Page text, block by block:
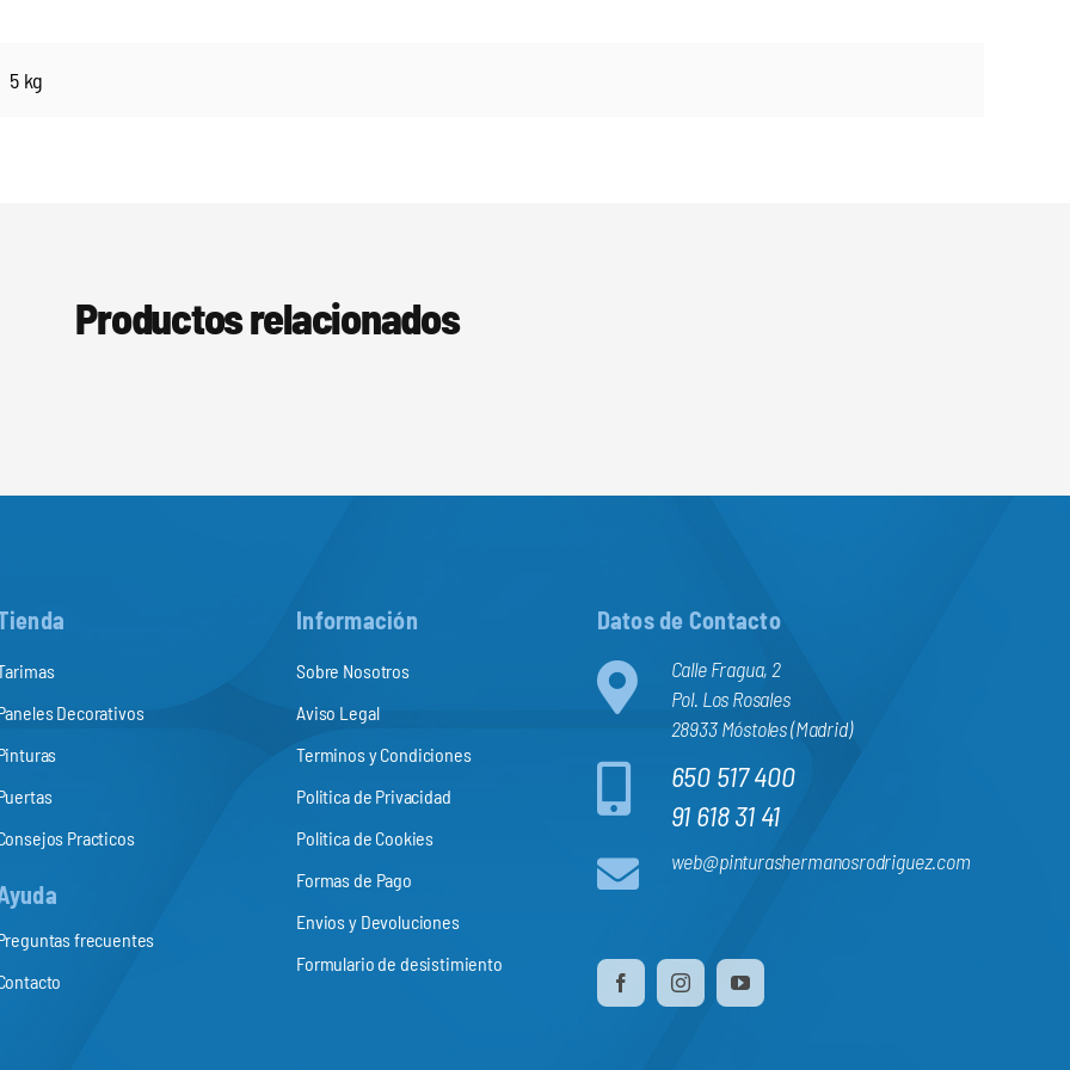
5 kg
Productos relacionados
Decorativos
Practicos
frecuentes
Información
Sobre Nosotros
Aviso Legal
Terminos y Condiciones
Politica de Privacidad
Politica de Cookies
Formas de Pago
Envios y Devoluciones
Formulario de desistimiento
Datos de Contacto
Calle Fragua, 2
Pol. Los Rosales
28933 Móstoles (Madrid)
650 517 400
91 618 31 41
web@pinturashermanosrodriguez.com